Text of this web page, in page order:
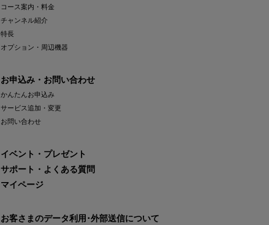
コース案内・料金
チャンネル紹介
特長
オプション・周辺機器
お申込み・お問い合わせ
かんたんお申込み
サービス追加・変更
お問い合わせ
イベント・プレゼント
サポート・よくある質問
マイページ
お客さまのデータ利用･外部送信について